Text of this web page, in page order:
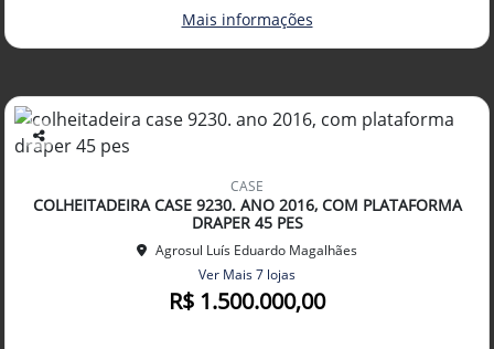
Mais informações
Co
arti
lhe
CASE
COLHEITADEIRA CASE 9230. ANO 2016, COM PLATAFORMA
DRAPER 45 PES
Agrosul Luís Eduardo Magalhães
Ver Mais 7 lojas
R$ 1.500.000,00